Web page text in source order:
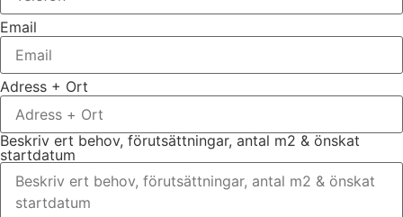
Email
Adress + Ort
Beskriv ert behov, förutsättningar, antal m2 & önskat
startdatum